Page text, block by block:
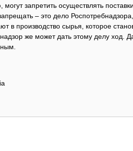
могут запретить осуществлять
– это дело
в производство сырья, которое
же может дать этому делу ход.